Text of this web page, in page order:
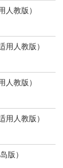
人教版）
用人教版）
人教版）
用人教版）
版）